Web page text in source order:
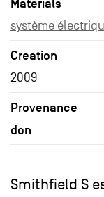
Materials
système
Creation
2009
Provenance
don
Smithfield S